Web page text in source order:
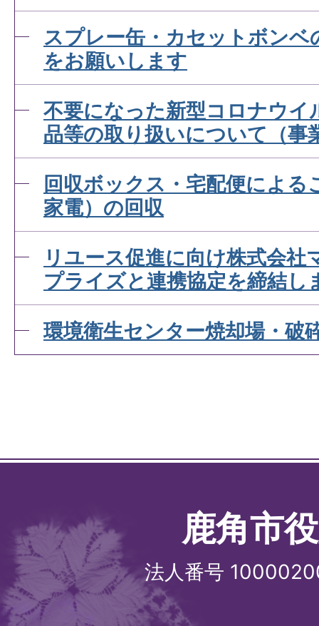
スプレー缶・カセットボンベ
をお願いします
不要になった新型コロナウイ
品等の取り扱いについて（事
回収ボックス・宅配便による
家電）の回収
リユース促進に向け株式会社
プライズと連携協定を締結し
環境衛生センター焼却場・破
鹿角市
法人番号